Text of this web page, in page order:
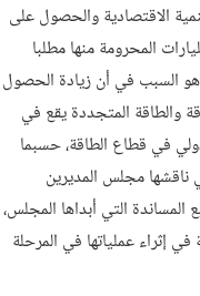
الاقتصادية والحصول على
المحرومة منها مطلبا
هو السبب في أن زيادة الحصول
والطاقة المتجددة يقع في
في قطاع الطاقة، حسبما
ناقشها مجلس المديرين
في 16 يوليو/تموز. ومع المساندة التي أبداها المجلس،
إثراء عملياتها في المرحلة